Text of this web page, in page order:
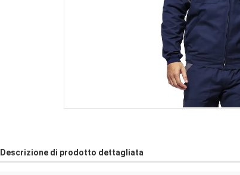
Descrizione di prodotto dettagliata